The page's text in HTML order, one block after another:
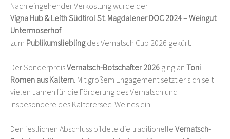
Nach eingehender Verkostung wurde der
Vigna Hub & Leith Südtirol St. Magdalener DOC 2024 – Weingut
Untermoserhof
zum Publikumslieblingdes Vernatsch Cup 2026 gekürt.
Der SonderpreisVernatsch-Botschafter 2026ging anToni
Romen aus Kaltern. Mit großem Engagement setzt er sich seit
vielen Jahren für die Förderung des Vernatsch und
insbesondere des Kalterersee-Weines ein.
Den festlichen Abschluss bildete die traditionelleVernatsch-